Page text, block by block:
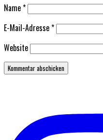
Name*
E-Mail-Adresse*
Website